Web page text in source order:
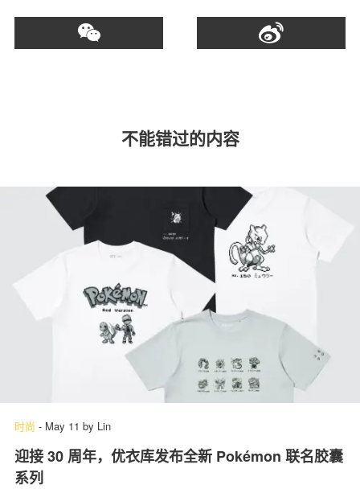
不能错过的内容
时尚 - May 11 by Lin
迎接 30 周年，优衣库发布全新 Pokémon 联名胶囊
系列